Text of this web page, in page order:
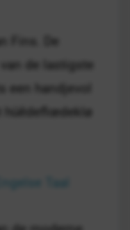
Fins. De
de lastigste
een handjevol
hüēdeflœdeklø
Taal